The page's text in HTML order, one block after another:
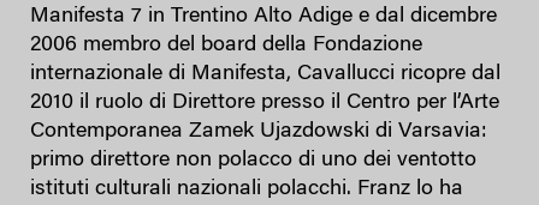
Manifesta 7 in Trentino Alto Adige e dal dicembre
2006 membro del board della Fondazione
internazionale di Manifesta, Cavallucci ricopre dal
2010 il ruolo di Direttore presso il Centro per l’Arte
Contemporanea Zamek Ujazdowski di Varsavia:
primo direttore non polacco di uno dei ventotto
istituti culturali nazionali polacchi. Franz lo ha